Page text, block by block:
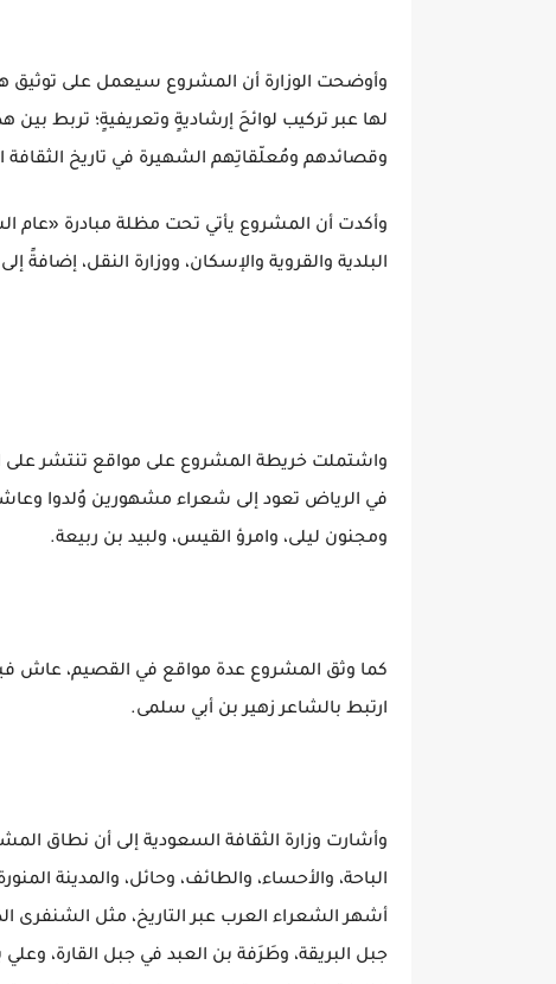
وأوضحت الوزارة أن المشروع سيعمل على
لها عبر تركيب لوائحَ إرشاديةٍ وتعريفيةٍ؛ تربط
وقصائدهم ومُعلّقاتِهم الشهيرة في تاريخ الثقافة
وأكدت أن المشروع يأتي تحت مظلة مبادرة «عام
البلدية والقروية والإسكان، ووزارة النقل،
واشتملت خريطة المشروع على مواقع تنتشر على
في الرياض تعود إلى شعراء مشهورين وُلدوا
ومجنون ليلى، وامرؤ القيس، ولبيد بن ربيعة.
كما وثق المشروع عدة مواقع في القصيم، عاش
ارتبط بالشاعر زهير بن أبي سلمى.
وأشارت وزارة الثقافة السعودية إلى أن نطاق
الباحة، والأحساء، والطائف، وحائل، والمدينة
أشهر الشعراء العرب عبر التاريخ، مثل
جبل البريقة، وطَرَفة بن العبد في جبل القارة،